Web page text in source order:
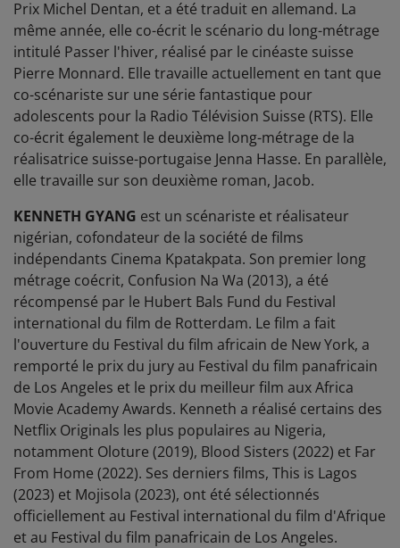
Prix Michel Dentan, et a été traduit en allemand. La
même année, elle co-écrit le scénario du long-métrage
intitulé Passer l'hiver, réalisé par le cinéaste suisse
Pierre Monnard. Elle travaille actuellement en tant que
co-scénariste sur une série fantastique pour
adolescents pour la Radio Télévision Suisse (RTS). Elle
co-écrit également le deuxième long-métrage de la
réalisatrice suisse-portugaise Jenna Hasse. En parallèle,
elle travaille sur son deuxième roman, Jacob.
KENNETH GYANG est un scénariste et réalisateur
nigérian, cofondateur de la société de films
indépendants Cinema Kpatakpata. Son premier long
métrage coécrit, Confusion Na Wa (2013), a été
récompensé par le Hubert Bals Fund du Festival
international du film de Rotterdam. Le film a fait
l'ouverture du Festival du film africain de New York, a
remporté le prix du jury au Festival du film panafricain
de Los Angeles et le prix du meilleur film aux Africa
Movie Academy Awards. Kenneth a réalisé certains des
Netflix Originals les plus populaires au Nigeria,
notamment Oloture (2019), Blood Sisters (2022) et Far
From Home (2022). Ses derniers films, This is Lagos
(2023) et Mojisola (2023), ont été sélectionnés
officiellement au Festival international du film d'Afrique
et au Festival du film panafricain de Los Angeles.